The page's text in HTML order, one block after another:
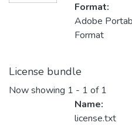
Format:
Adobe
Format
License bundle
Now showing 1 - 1 of 1
Name:
license.txt